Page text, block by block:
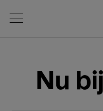
Open Menu
Nu